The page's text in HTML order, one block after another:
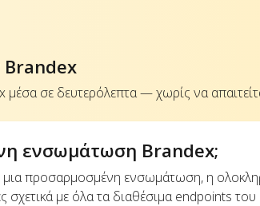
Brandex
σε δευτερόλεπτα — χωρίς να
ενσωμάτωση Brandex;
μια προσαρμοσμένη ενσωμάτωση, η
σχετικά με όλα τα διαθέσιμα endpoints